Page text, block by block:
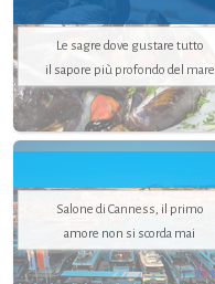
Le sagre dove gustare tutto
il sapore più profondo del mare
Salone di Canness, il primo
amore non si scorda mai